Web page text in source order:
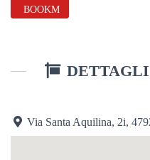
BOOKM
Via Santa Aquilina, 2i,